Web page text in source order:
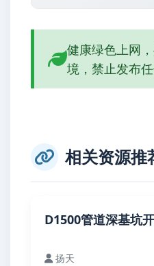
健康绿色上网
境，禁止发布
相关资源推
D1500管道深基坑
扬天